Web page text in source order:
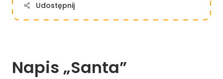
Udostępnij
Napis „Santa”